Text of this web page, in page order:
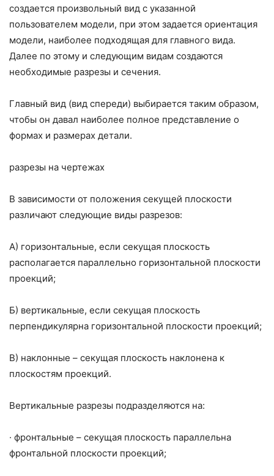
создается произвольный вид с указанной
пользователем модели, при этом задается ориентация
модели, наиболее подходящая для главного вида.
Далее по этому и следующим видам создаются
необходимые разрезы и сечения.
Главный вид (вид спереди) выбирается таким образом,
чтобы он давал наиболее полное представление о
формах и размерах детали.
разрезы на чертежах
В зависимости от положения секущей плоскости
различают следующие виды разрезов:
А) горизонтальные, если секущая плоскость
располагается параллельно горизонтальной плоскости
проекций;
Б) вертикальные, если секущая плоскость
перпендикулярна горизонтальной плоскости проекций;
В) наклонные – секущая плоскость наклонена к
плоскостям проекций.
Вертикальные разрезы подразделяются на:
· фронтальные – секущая плоскость параллельна
фронтальной плоскости проекций;